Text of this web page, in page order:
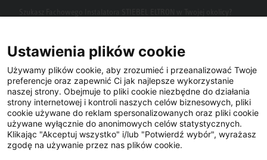
Facebook YouTube LinkedIn
Ustawienia plików cookie
Używamy plików cookie, aby zrozumieć i przeanalizować Twoje
preferencje oraz zapewnić Ci jak najlepsze wykorzystanie
naszej strony. Obejmuje to pliki cookie niezbędne do działania
strony internetowej i kontroli naszych celów biznesowych, pliki
cookie używane do reklam spersonalizowanych oraz pliki cookie
używane wyłącznie do anonimowych celów statystycznych.
Klikając "Akceptuj wszystko" i/lub "Potwierdź wybór", wyrażasz
zgodę na używanie przez nas plików cookie.